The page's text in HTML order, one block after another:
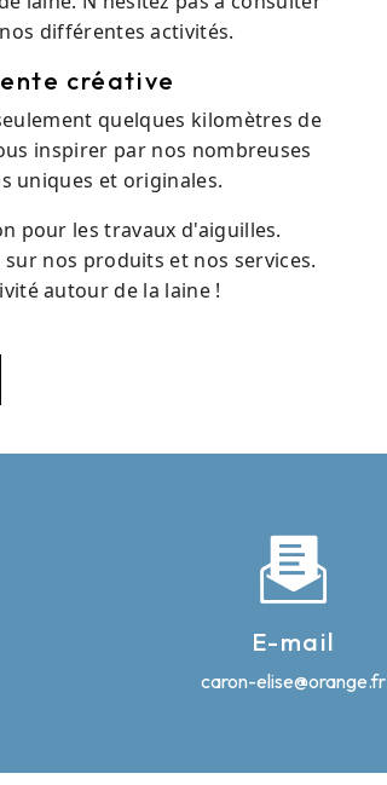
différentes activités.
créative
quelques kilomètres de
inspirer par nos nombreuses
uniques et originales.
pour les travaux d'aiguilles.
nos produits et nos services.
autour de la laine !
E-mail
caron-elise@orange.fr